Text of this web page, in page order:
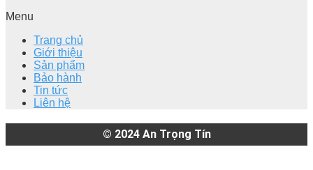
Menu
Trang chủ
Giới thiệu
Sản phẩm
Bảo hành
Tin tức
Liên hệ
© 2024 An Trọng Tín